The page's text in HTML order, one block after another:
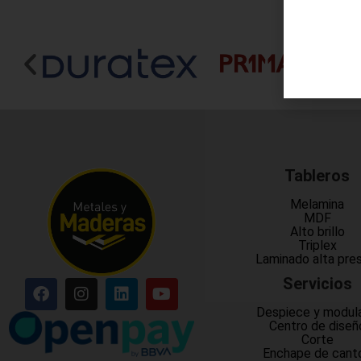
Tableros
Melamina
MDF
Alto brillo
Triplex
Laminado alta
Servicios
Despiece y
Centro de
Corte
Enchape de